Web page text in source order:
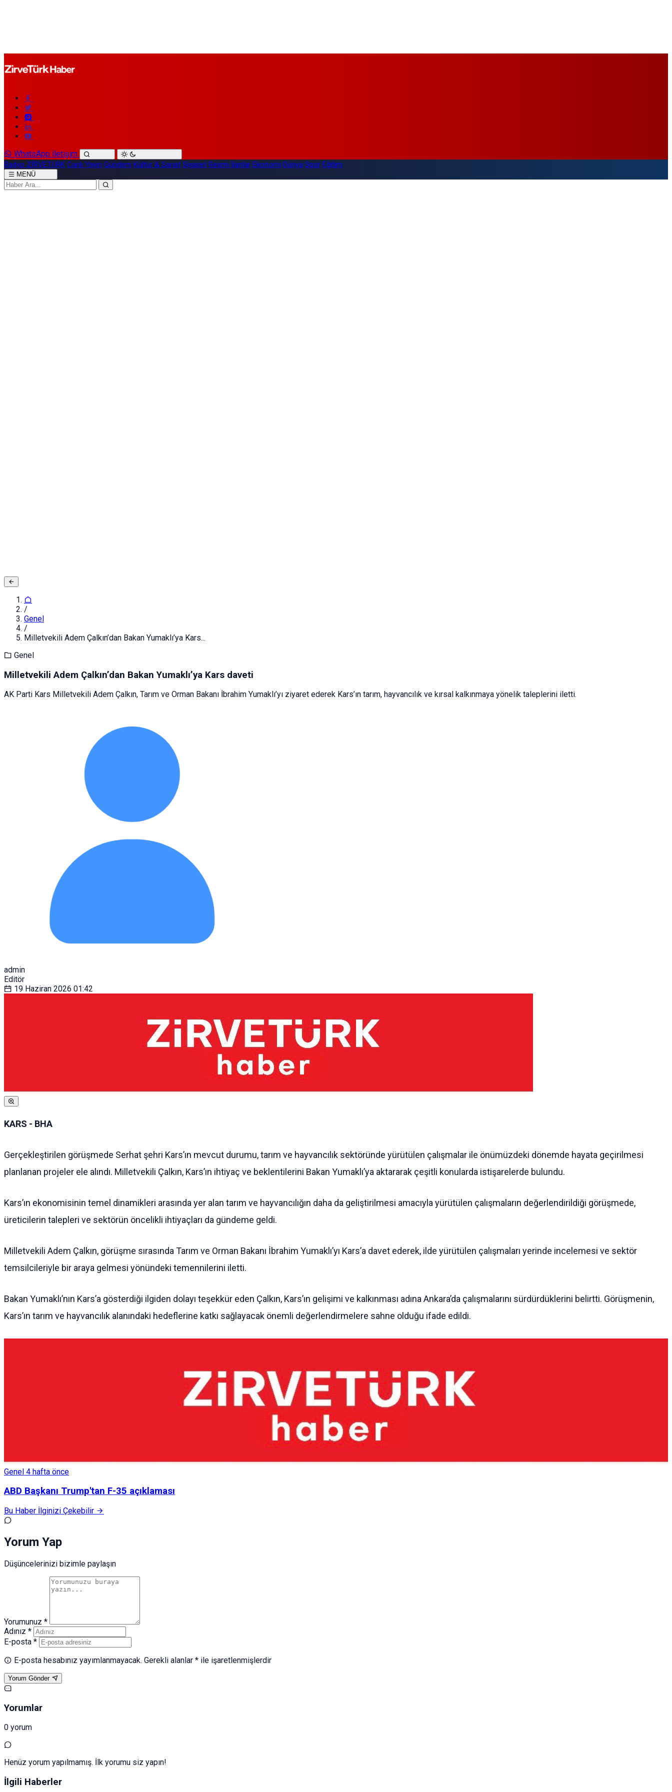
WhatsApp İletişim
Radyo ZİRVETÜRK Canlı Yayın Gündem Kültür & Sanat Siyaset Resmi İlanlar Ekonomi Dünya Spor Eğitim
MENÜ
/
Genel
/
Milletvekili Adem Çalkın’dan Bakan Yumaklı’ya Kars...
Genel
Milletvekili Adem Çalkın’dan Bakan Yumaklı’ya Kars daveti
AK Parti Kars Milletvekili Adem Çalkın, Tarım ve Orman Bakanı İbrahim Yumaklı’yı ziyaret ederek Kars’ın tarım, hayvancılık ve kırsal kalkınmaya yönelik taleplerini iletti.
admin
Editör
19 Haziran 2026 01:42
KARS - BHA
Gerçekleştirilen görüşmede Serhat şehri Kars’ın mevcut durumu, tarım ve hayvancılık sektöründe yürütülen çalışmalar ile önümüzdeki dönemde hayata geçirilmesi
planlanan projeler ele alındı. Milletvekili Çalkın, Kars’ın ihtiyaç ve beklentilerini Bakan Yumaklı’ya aktararak çeşitli konularda istişarelerde bulundu.
Kars’ın ekonomisinin temel dinamikleri arasında yer alan tarım ve hayvancılığın daha da geliştirilmesi amacıyla yürütülen çalışmaların değerlendirildiği görüşmede,
üreticilerin talepleri ve sektörün öncelikli ihtiyaçları da gündeme geldi.
Milletvekili Adem Çalkın, görüşme sırasında Tarım ve Orman Bakanı İbrahim Yumaklı’yı Kars’a davet ederek, ilde yürütülen çalışmaları yerinde incelemesi ve sektör
temsilcileriyle bir araya gelmesi yönündeki temennilerini iletti.
Bakan Yumaklı’nın Kars’a gösterdiği ilgiden dolayı teşekkür eden Çalkın, Kars’ın gelişimi ve kalkınması adına Ankara’da çalışmalarını sürdürdüklerini belirtti. Görüşmenin,
Kars’ın tarım ve hayvancılık alanındaki hedeflerine katkı sağlayacak önemli değerlendirmelere sahne olduğu ifade edildi.
Genel 4 hafta önce
ABD Başkanı Trump'tan F-35 açıklaması
Bu Haber İlginizi Çekebilir
Yorum Yap
Düşüncelerinizi bizimle paylaşın
Yorumunuz *
Adınız *
E-posta *
E-posta hesabınız yayımlanmayacak. Gerekli alanlar * ile işaretlenmişlerdir
Yorum Gönder
Yorumlar
0 yorum
Henüz yorum yapılmamış. İlk yorumu siz yapın!
İlgili Haberler